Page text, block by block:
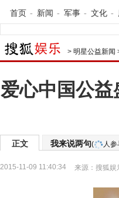
首页 - 新闻 - 军事 - 文化 -
> 明星公益新闻
爱心中国公
正文 我来说两句( 人参
2015-11-09 11:40:34 来源： 搜狐娱